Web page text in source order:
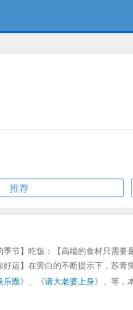
推荐
节】吃饭：【高端的食材只需
】在旁白的不断提示下，苏青
乐圈》、《请大老婆上身》、等，